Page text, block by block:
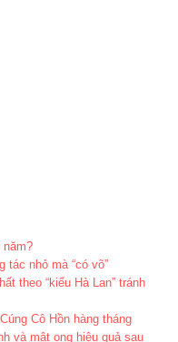
năm?
nhỏ mà “có võ”
theo “kiểu Hà Lan” tránh
Cô Hồn hàng tháng
và mật ong hiệu quả sau